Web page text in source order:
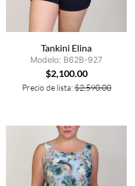
Tankini Elina
Modelo: B62B-927
$2,100.00
Precio de lista:$2,590.00